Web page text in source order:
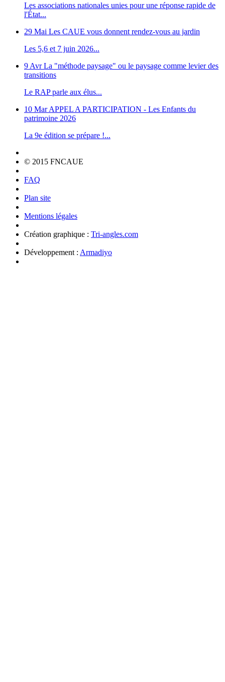
Les associations nationales unies pour une réponse rapide de
l'État...
29 Mai Les CAUE vous donnent rendez-vous au jardin
Les 5,6 et 7 juin 2026...
9 Avr La "méthode paysage" ou le paysage comme levier des
transitions
Le RAP parle aux élus...
10 Mar APPEL A PARTICIPATION - Les Enfants du
patrimoine 2026
La 9e édition se prépare !...
© 2015 FNCAUE
FAQ
Plan site
Mentions légales
Création graphique : Tri-angles.com
Développement : Armadiyo